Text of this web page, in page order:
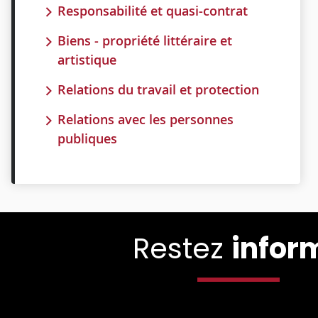
Responsabilité et quasi-contrat
Biens - propriété littéraire et
artistique
Relations du travail et protection
Relations avec les personnes
publiques
Restez